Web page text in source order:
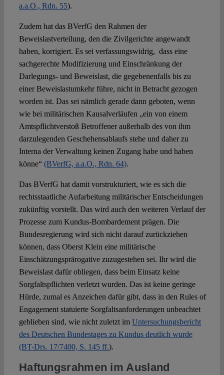
a.a.O., Rdn. 55).
Zudem hat das BVerfG den Rahmen der
Beweislastverteilung, den die Zivilgerichte angewandt
haben, korrigiert. Es sei verfassungswidrig, dass eine
sachgerechte Modifizierung und Einschränkung der
Darlegungs- und Beweislast, die gegebenenfalls bis zu
einer Beweislastumkehr führe, nicht in Betracht gezogen
worden ist. Das sei nämlich gerade dann geboten, wenn
wie bei militärischen Kausalverläufen „ein von einem
Amtspflichtverstoß Betroffener außerhalb des von ihm
darzulegenden Geschehensablaufs stehe und daher zu
Interna der Verwaltung keinen Zugang habe und haben
könne“ (BVerfG, a.a.O., Rdn. 64).
Das BVerfG hat damit vorstrukturiert, wie es sich die
rechtsstaatliche Aufarbeitung militärischer Entscheidungen
zukünftig vorstellt. Das wird auch den weiteren Verlauf der
Prozesse zum Kundus-Bombardement prägen. Die
Bundesregierung wird sich nicht darauf zurückziehen
können, dass Oberst Klein eine militärische
Einschätzungsprärogative zuzugestehen sei. Ihr wird die
Beweislast dafür obliegen, dass beim Einsatz keine
Sorgfaltspflichten verletzt wurden. Das ist keine geringe
Hürde, zumal es Anzeichen dafür gibt, dass in den Rules of
Engagement statuierte Sorgfaltsanforderungen unbeachtet
geblieben sind, wie nicht zuletzt im Untersuchungsbericht
des Deutschen Bundestages zu Kundus deutlich wurde
(BT-Drs. 17/7400, S. 145 ff.).
Haftungsrahmen im Ausland